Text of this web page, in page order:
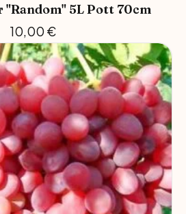
"Random" 5L Pott 70cm
10,00 €